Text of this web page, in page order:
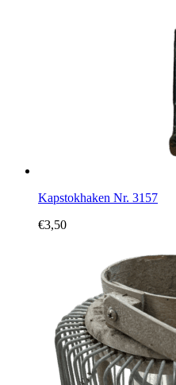
Kapstokhaken Nr. 3157
€3,50